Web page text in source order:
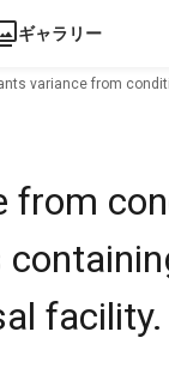
ギャラリー
variance from
from
facility.